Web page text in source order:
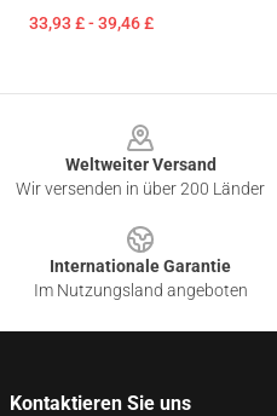
33,93 £ - 39,46 £
Weltweiter Versand
Wir versenden in über 200 Länder
Internationale Garantie
Im Nutzungsland angeboten
Kontaktieren Sie uns